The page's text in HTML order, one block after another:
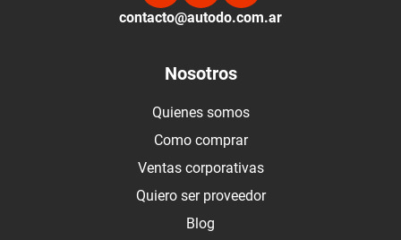
contacto@autodo.com.ar
Nosotros
Quienes somos
Como comprar
Ventas corporativas
Quiero ser proveedor
Blog